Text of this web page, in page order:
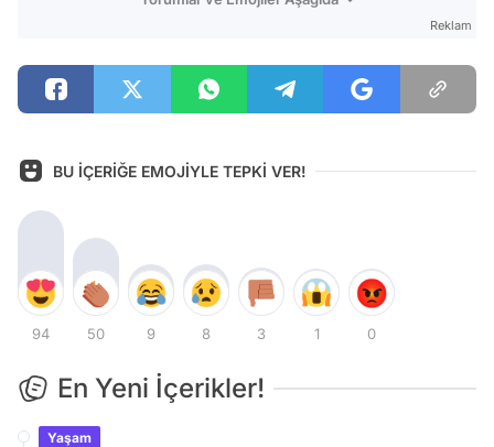
Reklam
BU İÇERİĞE EMOJİYLE TEPKİ VER!
94 50 9 8 3 1 0
En Yeni İçerikler!
Yaşam